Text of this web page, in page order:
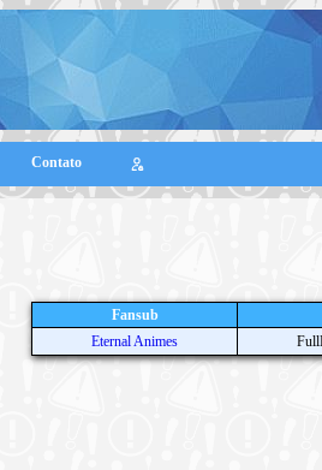
Contato
Fansub
Eternal Animes